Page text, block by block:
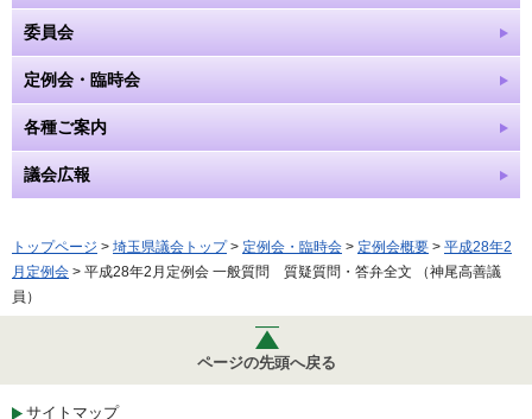
委員会
定例会・臨時会
各種ご案内
議会広報
トップページ > 埼玉県議会トップ> 定例会・臨時会 > 定例会概要 > 平成28年2
月定例会 > 平成28年2月定例会 一般質問 質疑質問・答弁全文 （神尾高善議
員）
ページの先頭へ戻る
サイトマップ